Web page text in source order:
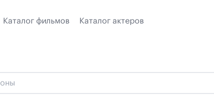
Каталог фильмов Каталог актеров